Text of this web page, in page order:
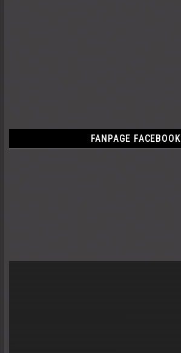
FANPAGE FACEBOOK